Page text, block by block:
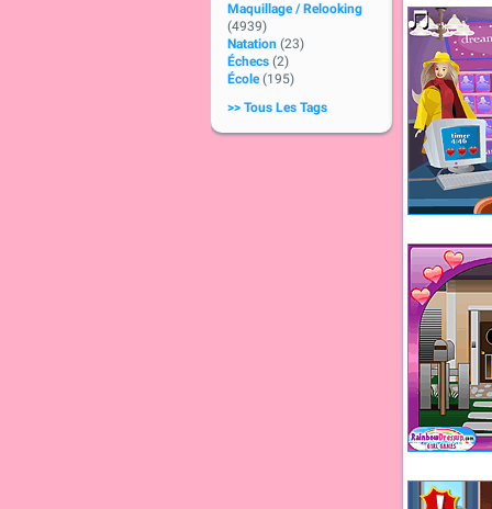
Maquillage / Relooking
(4939)
Natation (23)
Échecs (2)
École (195)
>> Tous Les Tags